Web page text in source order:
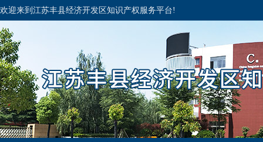
欢迎来到江苏丰县经济开发区知识产权服务平台!